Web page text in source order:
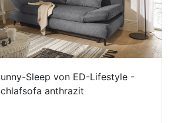
Sleep von ED-Lifestyle -
anthrazit